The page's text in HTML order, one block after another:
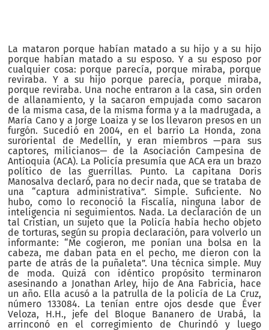
La mataron porque habían matado a su hijo y a su hijo
porque habían matado a su esposo. Y a su esposo por
cualquier cosa: porque parecía, porque miraba, porque
reviraba. Y a su hijo porque parecía, porque miraba,
porque reviraba. Una noche entraron a la casa, sin orden
de allanamiento, y la sacaron empujada como sacaron
de la misma casa, de la misma forma y a la madrugada, a
María Cano y a Jorge Loaiza y se los llevaron presos en un
furgón. Sucedió en 2004, en el barrio La Honda, zona
suroriental de Medellín, y eran miembros —para sus
captores, milicianos— de la Asociación Campesina de
Antioquia (ACA). La Policía presumía que ACA era un brazo
político de las guerrillas. Punto. La capitana Doris
Manosalva declaró, para no decir nada, que se trataba de
una “captura administrativa”. Simple. Suficiente. No
hubo, como lo reconoció la Fiscalía, ninguna labor de
inteligencia ni seguimientos. Nada. La declaración de un
tal Cristian, un sujeto que la Policía había hecho objeto
de torturas, según su propia declaración, para volverlo un
informante: “Me cogieron, me ponían una bolsa en la
cabeza, me daban pata en el pecho, me dieron con la
parte de atrás de la puñaleta”. Una técnica simple. Muy
de moda. Quizá con idéntico propósito terminaron
asesinando a Jonathan Arley, hijo de Ana Fabricia, hace
un año. Ella acusó a la patrulla de la policía de La Cruz,
número 133084. La tenían entre ojos desde que Éver
Veloza, H.H., jefe del Bloque Bananero de Urabá, la
arrinconó en el corregimiento de Churindó y luego